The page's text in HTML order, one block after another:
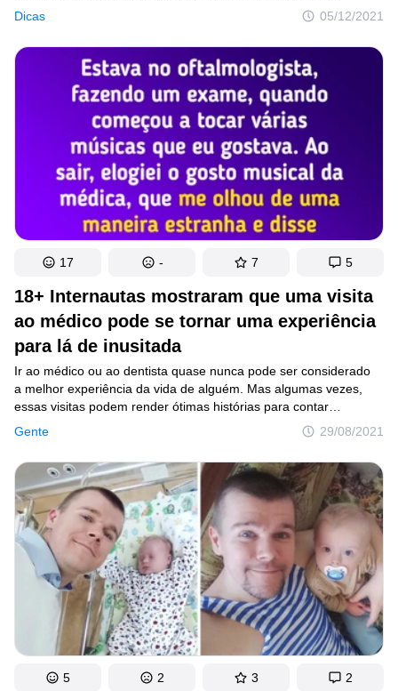
Dicas 05/12/2021
equilibrada como um todo — isso não é novidade. O consumo
de alguns alimentos, no entanto, pode causar o efeito
contrário — são os chamados alimentos inflamatórios.
18+ Internautas mostraram que uma visita
ao médico pode se tornar uma experiência
para lá de inusitada
Gente 29/08/2021
Ir ao médico ou ao dentista quase nunca pode ser considerado
a melhor experiência da vida de alguém. Mas algumas vezes,
essas visitas podem render ótimas histórias para contar
no futuro. Seja por conta de um acontecimento totalmente
inusitado ou apenas engraçado, pelo menos depois que o sufoco
acaba.
17 - 7 5
5 2 3 2